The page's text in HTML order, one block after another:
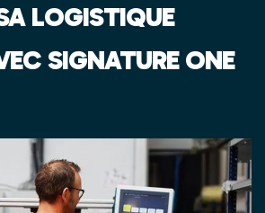
LOGISTIQUE
SIGNATURE ONE